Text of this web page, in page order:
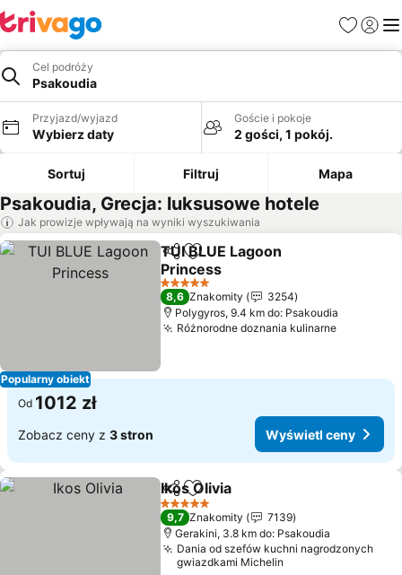
Ulubione
Cel podróży
Psakoudia
Przyjazd/wyjazd
Wybierz daty
Goście i pokoje
2 gości, 1 pokój.
Sortuj Filtruj Mapa
Psakoudia, Grecja: luksusowe hotele
Jak prowizje wpływają na wyniki wyszukiwania
Popularny obiekt
Udostępnij
Dodaj do ulubionych
TUI BLUE Lagoon
Princess
5 Kategoria
8,6 Znakomity
3254
Polygyros, 9.4 km do: Psakoudia
Różnorodne doznania kulinarne
Od 1012 zł
Zobacz ceny z 3 stron Wyświetl ceny
Udostępnij
Dodaj do ulubionych
Ikos Olivia
5 Kategoria
9,7 Znakomity
7139
Gerakini, 3.8 km do: Psakoudia
Dania od szefów kuchni nagrodzonych
gwiazdkami Michelin